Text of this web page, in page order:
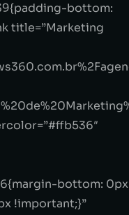
bottom:
title=”Marketing
bottom: 0px
!important;}”